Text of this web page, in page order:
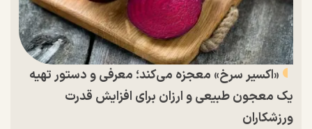
«اکسیر سرخ» معجزه می‌کند؛ معرفی و دستور تهیه
یک معجون طبیعی و ارزان برای افزایش قدرت
ورزشکاران